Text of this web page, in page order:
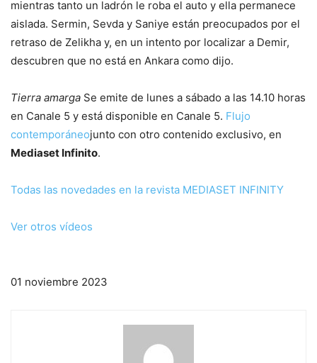
mientras tanto un ladrón le roba el auto y ella permanece
aislada. Sermin, Sevda y Saniye están preocupados por el
retraso de Zelikha y, en un intento por localizar a Demir,
descubren que no está en Ankara como dijo.
Tierra amarga Se emite de lunes a sábado a las 14.10 horas
en Canale 5 y está disponible en Canale 5. Flujo
contemporáneojunto con otro contenido exclusivo, en
Mediaset Infinito.
Todas las novedades en la revista MEDIASET INFINITY
Ver otros vídeos
01 noviembre 2023